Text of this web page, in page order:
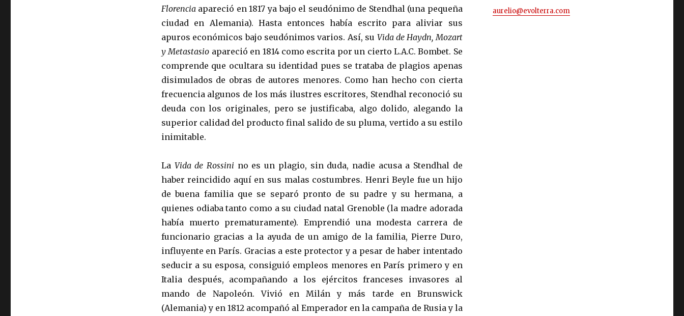
Florencia apareció en 1817 ya bajo el seudónimo de Stendhal (una pequeña
ciudad en Alemania). Hasta entonces había escrito para aliviar sus
apuros económicos bajo seudónimos varios. Así, su Vida de Haydn, Mozart
y Metastasio apareció en 1814 como escrita por un cierto L.A.C. Bombet. Se
comprende que ocultara su identidad pues se trataba de plagios apenas
disimulados de obras de autores menores. Como han hecho con cierta
frecuencia algunos de los más ilustres escritores, Stendhal reconoció su
deuda con los originales, pero se justificaba, algo dolido, alegando la
superior calidad del producto final salido de su pluma, vertido a su estilo
inimitable.
La Vida de Rossini no es un plagio, sin duda, nadie acusa a Stendhal de
haber reincidido aquí en sus malas costumbres. Henri Beyle fue un hijo
de buena familia que se separó pronto de su padre y su hermana, a
quienes odiaba tanto como a su ciudad natal Grenoble (la madre adorada
había muerto prematuramente). Emprendió una modesta carrera de
funcionario gracias a la ayuda de un amigo de la familia, Pierre Duro,
influyente en París. Gracias a este protector y a pesar de haber intentado
seducir a su esposa, consiguió empleos menores en París primero y en
Italia después, acompañando a los ejércitos franceses invasores al
mando de Napoleón. Vivió en Milán y más tarde en Brunswick
(Alemania) y en 1812 acompañó al Emperador en la campaña de Rusia y la
aurelio@evolterra.com